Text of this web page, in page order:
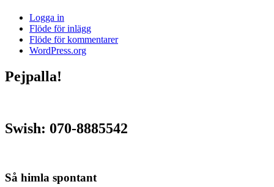
Logga in
Flöde för inlägg
Flöde för kommentarer
WordPress.org
Pejpalla!
Swish: 070-8885542
Så himla spontant